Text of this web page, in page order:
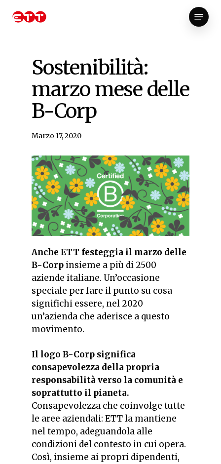
Menu
Sostenibilità:
marzo mese delle
B-Corp
Marzo 17, 2020
Anche ETT festeggia il marzo delle
B-Corp insieme a più di 2500
aziende italiane. Un’occasione
speciale per fare il punto su cosa
significhi essere, nel 2020
un’azienda che aderisce a questo
movimento.
Il logo B-Corp significa
consapevolezza della propria
responsabilità verso la comunità e
soprattutto il pianeta.
Consapevolezza che coinvolge tutte
le aree aziendali: ETT la mantiene
nel tempo, adeguandola alle
condizioni del contesto in cui opera.
Così, insieme ai propri dipendenti,